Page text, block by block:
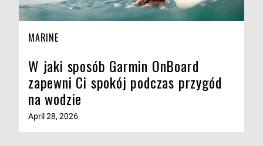
MARINE
W jaki sposób Garmin OnBoard
zapewni Ci spokój podczas przygód
na wodzie
April 28, 2026